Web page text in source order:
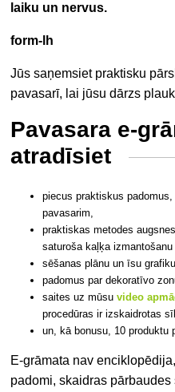
laiku un nervus.
form-lh
Jūs saņemsiet praktisku
pavasarī, lai jūsu dārzs
Pavasara e-
atradīsiet
piecus praktiskus
pavasarim,
praktiskas metodes
saturoša kaļķa izmantošanu
sēšanas plānu un īsu
padomus par dekoratīvo
saites uz mūsuvideo
procedūras ir izskaidrotas
un, kā bonusu, 10 produktu
E-grāmata nav
padomi, skaidras